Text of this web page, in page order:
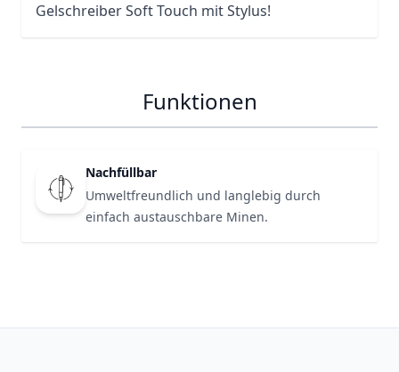
Gelschreiber Soft Touch mit Stylus!
Funktionen
Nachfüllbar
Umweltfreundlich und langlebig durch
einfach austauschbare Minen.